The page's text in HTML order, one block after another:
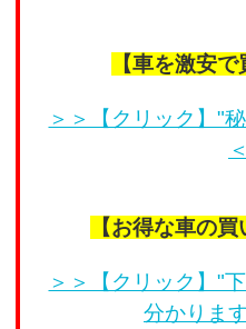
【車を激安
＞＞【クリック】"
【お得な車の
＞＞【クリック】"
分かりま